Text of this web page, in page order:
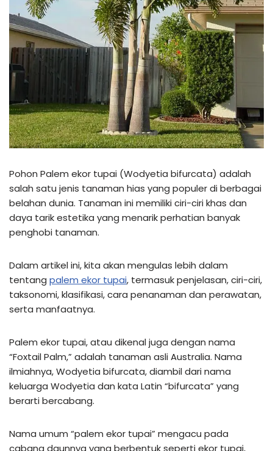
Pohon Palem ekor tupai (Wodyetia bifurcata) adalah
salah satu jenis tanaman hias yang populer di berbagai
belahan dunia. Tanaman ini memiliki ciri-ciri khas dan
daya tarik estetika yang menarik perhatian banyak
penghobi tanaman.
Dalam artikel ini, kita akan mengulas lebih dalam
tentang palem ekor tupai, termasuk penjelasan, ciri-ciri,
taksonomi, klasifikasi, cara penanaman dan perawatan,
serta manfaatnya.
Palem ekor tupai, atau dikenal juga dengan nama
“Foxtail Palm,” adalah tanaman asli Australia. Nama
ilmiahnya, Wodyetia bifurcata, diambil dari nama
keluarga Wodyetia dan kata Latin “bifurcata” yang
berarti bercabang.
Nama umum “palem ekor tupai” mengacu pada
cabang daunnya yang berbentuk seperti ekor tupai,